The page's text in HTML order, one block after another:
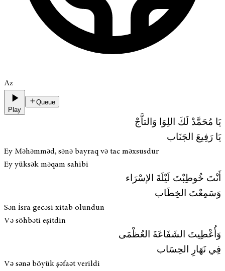
Az
Play
Queue
يَا مُحَمَّدْ لَكَ اللِوَا وَالتاَّجْ
يَا رَفِيعَ الجَنَاب
Ey Məhəmməd, sənə bayraq və tac məxsusdur
Ey yüksək məqam sahibi
أَنْتَ خُوطِبْتَ لَيْلَةَ الإسْرَاء
وَسَمِعْتَ الخِطَاب
Sən İsra gecəsi xitab olundun
Və söhbəti eşitdin
وَأُعْطِيتَ الشَفَاعَةَ العُظْمَى
فِي نَهَارِ الحِسَاب
Və sənə böyük şəfaət verildi